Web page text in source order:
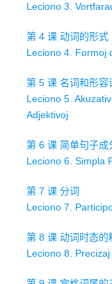
Leciono 3.
第 4 课 动词的形式
Leciono 4. Formoj
第 5 课 名词和形容
Leciono 5.
Adjektivoj
第 6 课 简单句子成
Leciono 6. Simpla
第 7 课 分词
Leciono 7.
第 8 课 动词时态的
Leciono 8.